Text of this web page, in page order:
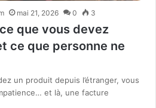
mai 21, 2026 0 3
que vous devez
ce que personne ne
un produit depuis l’étranger, vous
et là, une facture